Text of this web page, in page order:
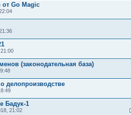
Go Magic
(законодательная база)
делопроизводстве
Бадук-1
21:02